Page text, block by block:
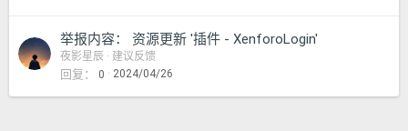
举报内容： 资源更新 '插件 - XenforoLogin'
夜影星辰 建议反馈
回复 0 2024/04/26